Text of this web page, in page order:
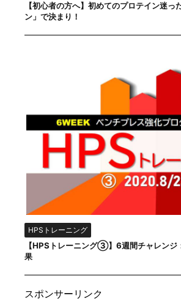
【初心者の方へ】初めてのプロテイン迷っ
ン」で決まり！
HPSトレーニング
【HPSトレーニング③】6週間チャレン
果
スポンサーリンク